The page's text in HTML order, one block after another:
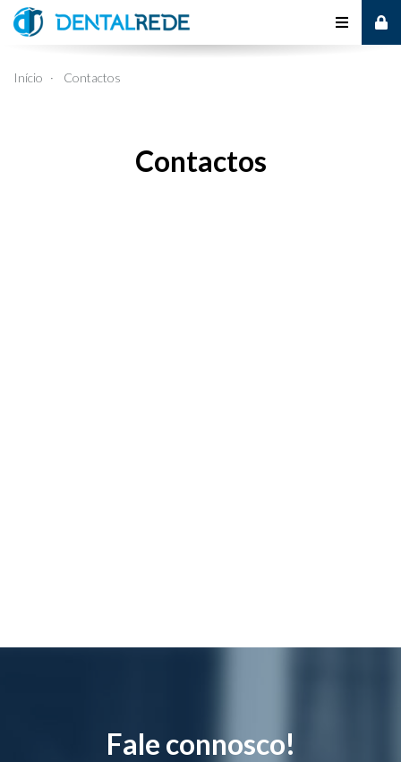
Alternar
Início Contactos
Contactos
Fale connosco!